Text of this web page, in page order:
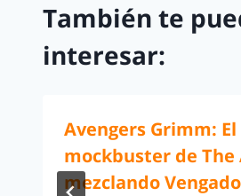
También te
interesar:
Avengers Grimm: El
mockbuster de The
mezclando